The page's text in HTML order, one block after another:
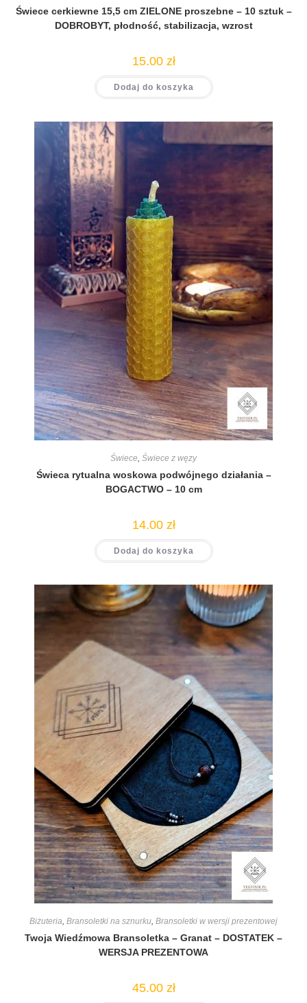
Świece cerkiewne 15,5 cm ZIELONE proszebne – 10 sztuk –
DOBROBYT, płodność, stabilizacja, wzrost
15.00 zł
Dodaj do koszyka
Świece Świece z węzy
Świeca rytualna woskowa podwójnego działania –
BOGACTWO – 10 cm
14.00 zł
Dodaj do koszyka
Biżuteria, Bransoletki na sznurku, Bransoletki w wersji prezentowej
Twoja Wiedźmowa Bransoletka – Granat – DOSTATEK –
WERSJA PREZENTOWA
45.00 zł